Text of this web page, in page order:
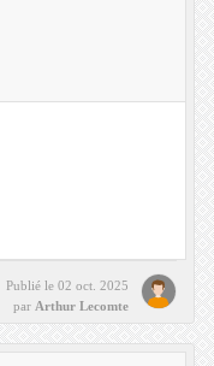
Publié le 02 oct. 2025
par Arthur Lecomte